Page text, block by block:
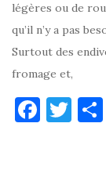
légères ou de
qu’il n’y a pas
Surtout des
fromage et,
F T